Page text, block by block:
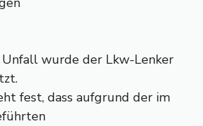
wurde der Lkw-Lenker
fest, dass aufgrund der im